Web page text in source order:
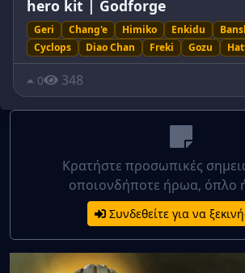
hero kit | Godforge
Geri Chang'e Himiko Enkidu
Cyclops
Diao Chan Freki Gozu
0 348
Κρατήστε προσωπικές
οποιονδήποτε ήρωα, όπλο
Συνδεθείτε για να